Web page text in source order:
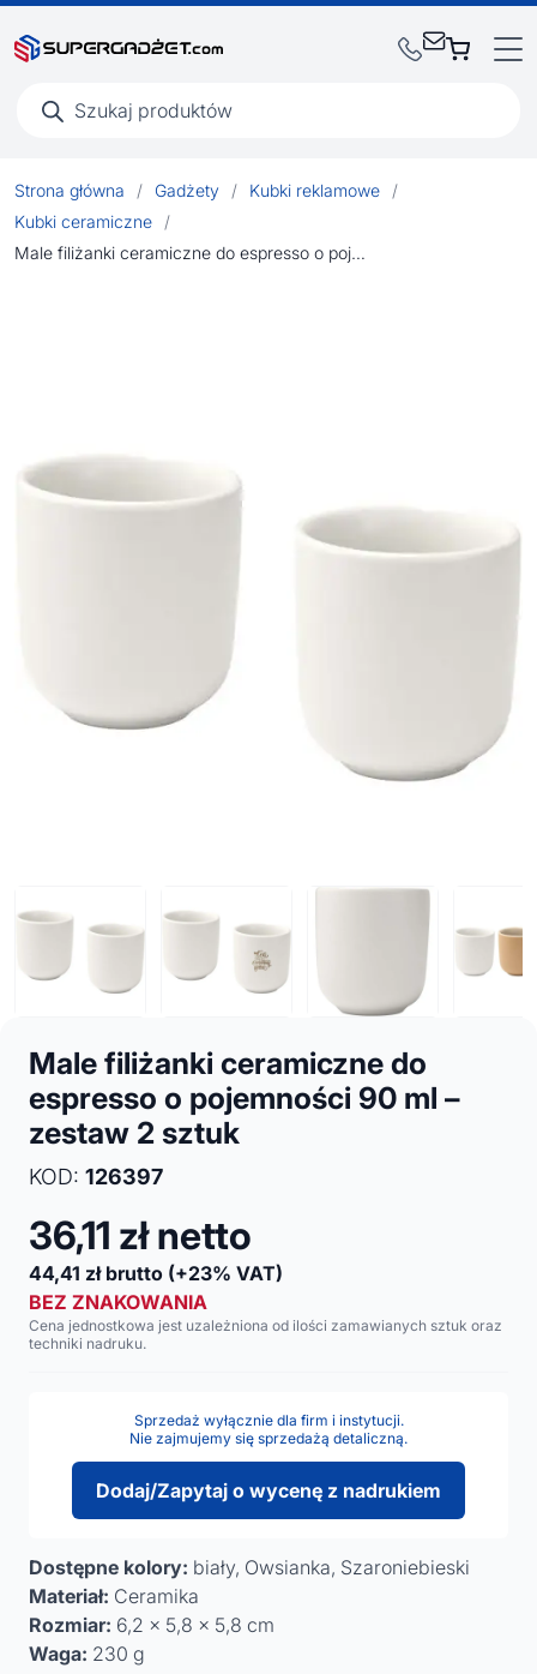
produktów
Strona główna / Gadżety / Kubki reklamowe
/
Kubki ceramiczne
/
Male filiżanki ceramiczne do espresso o pojemności 90 ml – zestaw 2 sztuk
Male filiżanki ceramiczne do
espresso o pojemności 90 ml –
zestaw 2 sztuk
KOD: 126397
36,11 zł netto
44,41 zł brutto (+23% VAT)
BEZ ZNAKOWANIA
Cena jednostkowa jest uzależniona od ilości zamawianych sztuk oraz
techniki nadruku.
Sprzedaż wyłącznie dla firm i instytucji.
Nie zajmujemy się sprzedażą detaliczną.
Dodaj/Zapytaj o wycenę z nadrukiem
Dostępne kolory: biały, Owsianka, Szaroniebieski
Materiał: Ceramika
Rozmiar: 6,2 x 5,8 x 5,8 cm
Waga: 230 g